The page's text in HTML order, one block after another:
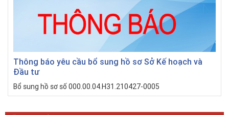
Thông báo yêu cầu bổ sung hồ sơ Sở Kế hoạch và
Đầu tư
Bổ sung hồ sơ số 000.00.04.H31.210427-0005